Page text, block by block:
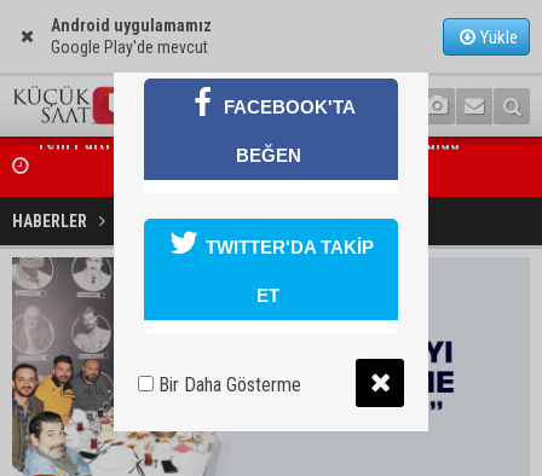
Android uygulamamız
Google Play'de mevcut
Yükle
Feke Belediye Başkanı Cömert Özen, Adana Valisi Mustafa Yavuz’u
ziyaret etti
HABERLER GÜNDEM “Adana’yı Keşfetme Zamanı”
FACEBOOK'TA
BEĞEN
TWITTER'DA TAKİP
ET
Bir Daha Gösterme